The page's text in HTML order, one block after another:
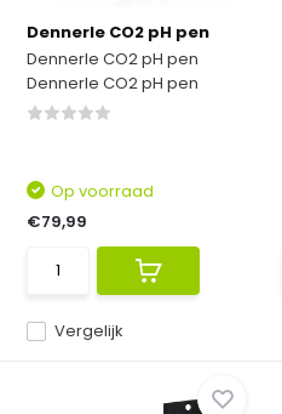
Dennerle CO2 pH pen
Dennerle CO2 pH pen
Dennerle CO2 pH pen
Vergelijk
Op voorraad
€79,99